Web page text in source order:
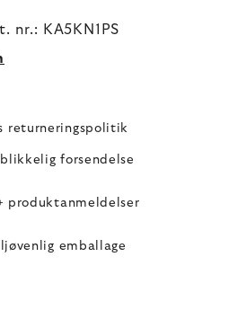
nr.: KA5KN1PS
returneringspolitik
forsendelse
produktanmeldelser
emballage